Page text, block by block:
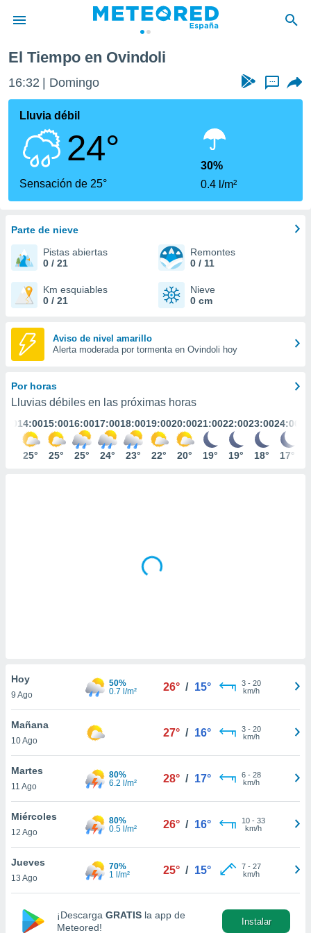
de
por
se
calidad.
a este
las
y
forma
basada
permite
coste.
botón
a la
nuestra
y
de
cookies
aceptar
ACEPTAR
CONTINUAR
CONFIGURACIÓN
El Tiempo en Ovindoli
16:32 Domingo ...
Lluvia débil
24°
Sensación de 25°
30%
0.4 l/m²
Parte de nieve
Pistas abiertas
0 / 21
Remontes
0 / 11
Km esquiables
0 / 21
Nieve
0 cm
Aviso de nivel amarillo
Alerta moderada por tormenta en Ovindoli hoy
Por horas
Lluvias débiles en las próximas horas
14:00
25°
15:00
25°
16:00
25°
17:00
24°
18:00
23°
19:00
22°
20:00
20°
21:00
19°
22:00
19°
23:00
18°
24:00
17°
Hoy
9 Ago
50%
0.7 l/m²
26° / 15° 3- 20
km/h
Mañana
10 Ago
27° / 16° 3- 20
km/h
Martes
11 Ago
80%
6.2 l/m²
28° / 17° 6- 28
km/h
Miércoles
12 Ago
80%
0.5 l/m²
26° / 16° 10- 33
km/h
Jueves
13 Ago
70%
1 l/m²
25° / 15° 7- 27
km/h
¡Descarga GRATIS la app de
Meteored!
Instalar